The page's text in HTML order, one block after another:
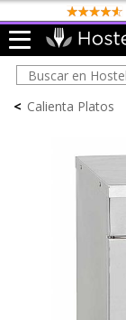
< Calienta Platos